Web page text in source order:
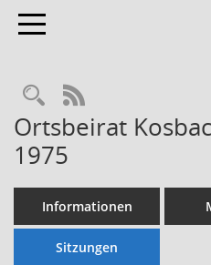
Toggle navigation
RSS-Feed
Ortsbeirat
1975
Informationen
Sitzungen